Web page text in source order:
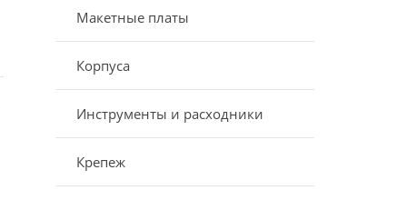
Макетные платы
Корпуса
Инструменты и расходники
Крепеж